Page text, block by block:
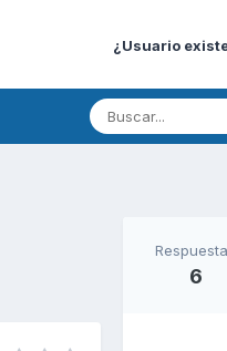
¿Usuario
6